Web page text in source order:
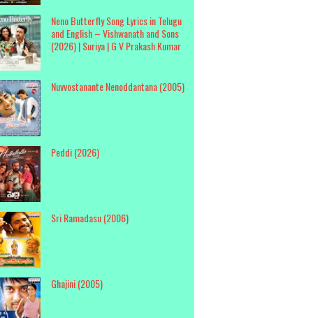
Neno Butterfly Song Lyrics in Telugu
and English – Vishwanath and Sons
(2026) | Suriya | G V Prakash Kumar
Nuvvostanante Nenoddantana (2005)
Peddi (2026)
Sri Ramadasu (2006)
Ghajini (2005)